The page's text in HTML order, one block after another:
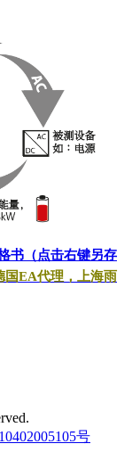
书（点击右键另存
国EA代理，上海雨
号